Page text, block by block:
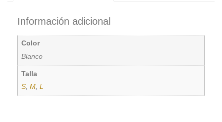
Información adicional
Color
Blanco
Talla
S, M, L